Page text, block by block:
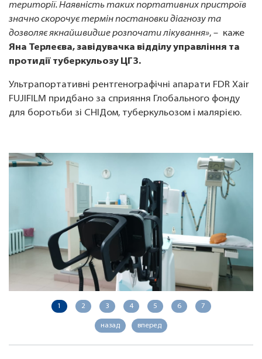
території. Наявність таких портативних пристроїв
значно скорочує термін постановки діагнозу та
дозволяє якнайшвидше розпочати лікування», – каже
Яна Терлеєва, завідувачка відділу управління та
протидії туберкульозу ЦГЗ.
Ультрапортативні рентгенографічні апарати FDR Xair
FUJIFILM придбано за сприяння Глобального фонду
для боротьби зі СНІДом, туберкульозом і малярією.
1 2 3 4 5 6 7
назад вперед